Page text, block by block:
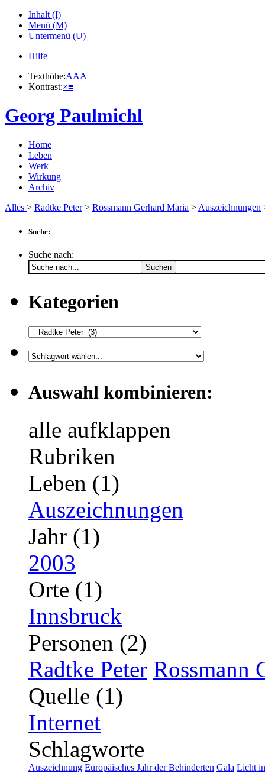
Inhalt (I)
Menü (M)
Untermenü (U)
Hilfe
Texthöhe:AAA
Kontrast:×≡
Georg Paulmichl
Home
Leben
Werk
Wirkung
Archiv
Alles > Radtke Peter> Rossmann Gerhard Maria > Auszeichnungen
Suche:
Suche nach:
Suchen
Kategorien
Auswahl kombinieren:
alle aufklappen
Rubriken
Leben (1)
Auszeichnungen
Jahr (1)
2003
Orte (1)
Innsbruck
Personen (2)
Radtke Peter Rossmann
Quelle (1)
Internet
Schlagworte
Auszeichnung Europäisches Jahr der Behinderten Gala Licht